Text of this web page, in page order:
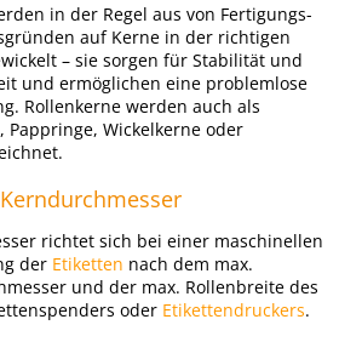
in der Regel aus von Fertigungs-
auf Kerne in der richtigen
– sie sorgen für Stabilität und
und ermöglichen eine problemlose
Rollenkerne werden auch als
Pappringe, Wickelkerne oder
Kerndurchmesser
richtet sich bei einer maschinellen
der Etiketten nach dem max.
und der max. Rollenbreite des
oder Etikettendruckers.